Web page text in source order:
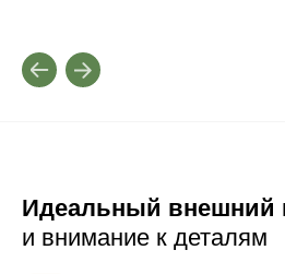
Идеальный внешний
и внимание к деталям